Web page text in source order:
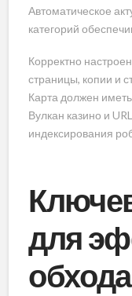
Автоматическое
категорий
Корректно
страницы, копии и
Карта должен
Вулкан казино и
индексирования
для